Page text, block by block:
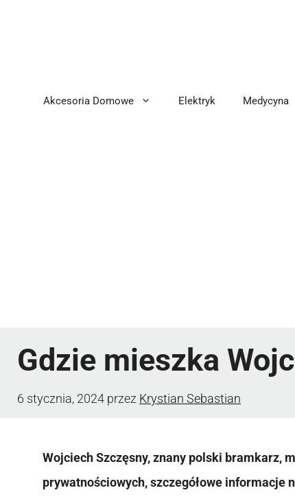
Akcesoria Domowe Elektryk Medycyna
Gdzie mieszka
6 stycznia, 2024 przez Krystian Sebastian
Wojciech Szczęsny, znany polski bramkarz,
prywatnościowych, szczegółowe informacje